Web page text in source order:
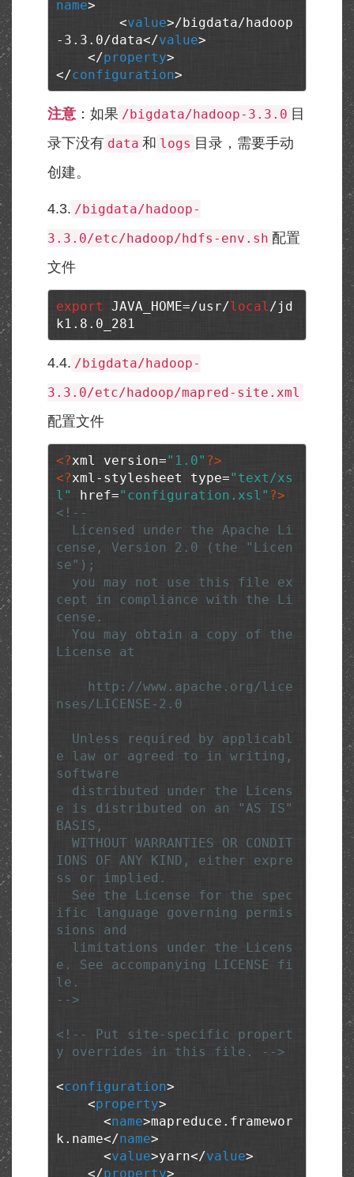
name>
<value>/bigdata/hadoop
-3.3.0/data</value>
</property>
</configuration>
注意 ：如果 /bigdata/hadoop-3.3.0 目
录下没有 data 和 logs 目录，需要手动
创建。
4.3. /bigdata/hadoop-
3.3.0/etc/hadoop/hdfs-env.sh 配置
文件
export JAVA_HOME=/usr/local /jd
k1.8.0_281
4.4. /bigdata/hadoop-
3.3.0/etc/hadoop/mapred-site.xml
配置文件
<?xml version="1.0" ?>
<?xml-stylesheet type="text/xs
l"
href="configuration.xsl" ?>
<!--
cense, Version 2.0 (the "Licen
se");
cept in compliance with the Li
cense.
License at
nses/LICENSE-2.0
e law or agreed to in writing,
software
e is distributed on an "AS IS"
BASIS,
IONS OF ANY KIND, either expre
ss or implied.
ific language governing permis
sions and
e. See accompanying LICENSE fi
le.
-->
<!-- Put site-specific propert
y overrides in this file. -->
<configuration>
<property>
<name>mapreduce.framewor
k.name</name>
<value>yarn</value>
</property>